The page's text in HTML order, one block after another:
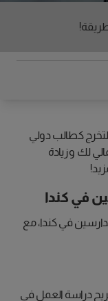
كطالب دولي
لك وزيادة
في كندا
في كندا، مع
دراسة العمل في